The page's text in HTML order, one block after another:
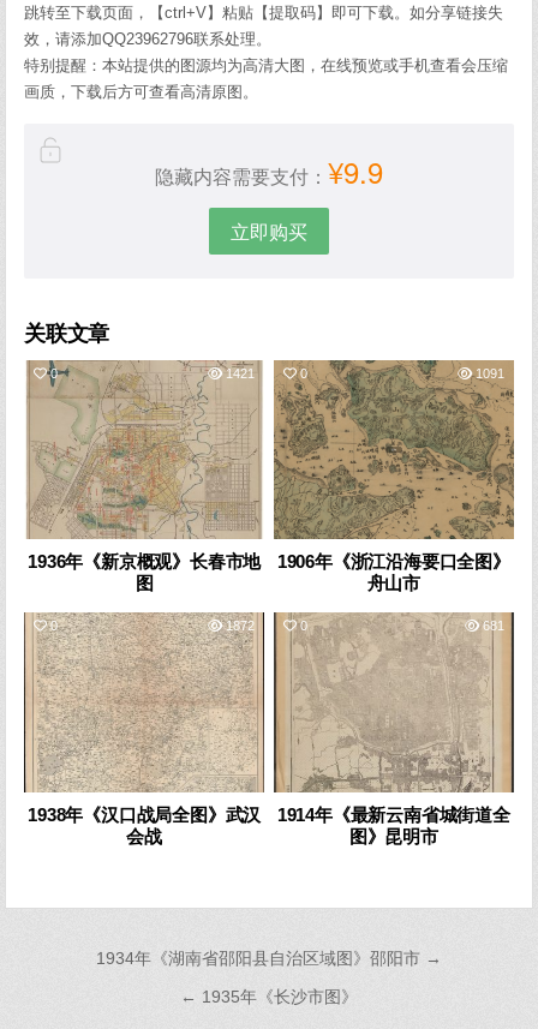
跳转至下载页面，【ctrl+V】粘贴【提取码】即可下载。如分享链接失
效，请添加QQ23962796联系处理。
特别提醒：本站提供的图源均为高清大图，在线预览或手机查看会压缩
画质，下载后方可查看高清原图。
隐藏内容需要支付： ¥9.9
立即购买
关联文章
0 1421
1936年《新京概观》长春市地
图
0 1091
1906年《浙江沿海要口全图》
舟山市
0 1872
1938年《汉口战局全图》武汉
会战
0 681
1914年《最新云南省城街道全
图》昆明市
1934年《湖南省邵阳县自治区域图》邵阳市 →
← 1935年《长沙市图》